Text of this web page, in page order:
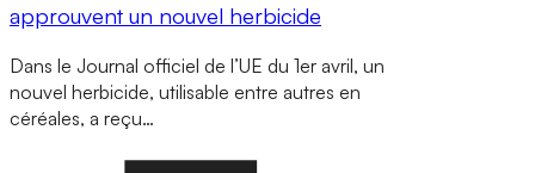
approuvent un nouvel herbicide
Dans le Journal officiel de l’UE du 1er avril, un
nouvel herbicide, utilisable entre autres en
céréales, a reçu…